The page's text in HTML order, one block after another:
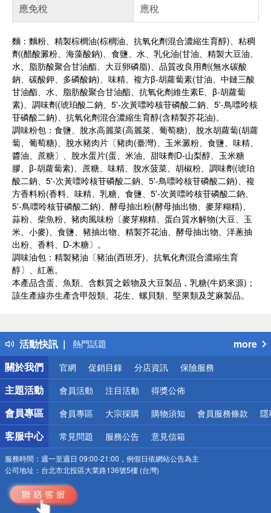
應免稅
應稅
麵：麵粉、精製棕櫚油(棕櫚油、抗氧化劑混合濃縮生育醇)、粘稠
劑(醋酸澱粉、海藻酸鈉)、食鹽、水、乳化油(甘油、精製大豆油、
水、脂肪酸聚合甘油酯、大豆卵磷脂)、品質改良用劑(無水碳酸
鈉、碳酸鉀、多磷酸鈉)、味精、複方β-胡蘿蔔素(甘油、中鏈三酸
甘油酯、水、脂肪酸聚合甘油酯、抗氧化劑維生素E、β-胡蘿蔔
素)、調味劑(琥珀酸二鈉、5'-次黃嘌呤核苷磷酸二鈉、5'-鳥嘌呤核
苷磷酸二鈉)、抗氧化劑混合濃縮生育醇(含精製芥花油)。
調味粉包：食鹽、脫水高麗菜(高麗菜、葡萄糖)、脫水胡蘿蔔(胡蘿
蔔、葡萄糖)、脫水豬肉片〔豬肉(臺灣)、玉米澱粉、食鹽、味精、
醬油、蔗糖〕、脫水蛋片(蛋、米油、甜味劑D-山梨醇、玉米糖
膠、β-胡蘿蔔素)、蔗糖、味精、脫水菠菜、胡椒粉、調味劑(琥珀
酸二鈉、5'-次黃嘌呤核苷磷酸二鈉、5'-鳥嘌呤核苷磷酸二鈉)、複
方香料粉(香料、味精、乳糖、食鹽、5'-次黃嘌呤核苷磷酸二鈉、
5'-鳥嘌呤核苷磷酸二鈉)、酵母抽出粉(酵母抽出物、麥芽糊精)、
蒜粉、柴魚粉、豬肉風味粉〔麥芽糊精、蛋白質水解物(大豆、玉
米、小麥)、食鹽、豬抽出物、精製芥花油、酵母抽出物、洋蔥抽
出粉、香料、D-木糖〕。
調味油包：精製豬油〔豬油(西班牙)、抗氧化劑混合濃縮生育
醇〕、紅蔥。
本產品含蛋、魚類、含麩質之穀物及大豆製品，乳糖(牛奶來源)；
該生產線亦生產含甲殼類、花生、螺貝類、堅果類及芝麻製品。
活動快訊
得獎公告
熱門話題
銀行優惠
偏遠地區配送
詐騙網頁！請小心！
more
關於我們
官網 促銷目錄 分店資訊 保險服務
主題活動 會員活動 注目活動 得獎公佈
會員專區 會員專區 大宗採購 購物須知 會員服務條款 隱
客服中心 常見問題 服務公告 意見信箱
服務時間： 週一至週日 09:00-21:00，例假日依網站公告為主
公司地址： 台北市北投區大業路136號5樓 (台灣)